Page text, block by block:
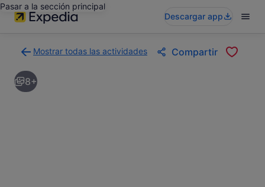
Pasar a la sección principal
Descargar app
Mostrar todas las actividades
a
la
página
Compartir
8+